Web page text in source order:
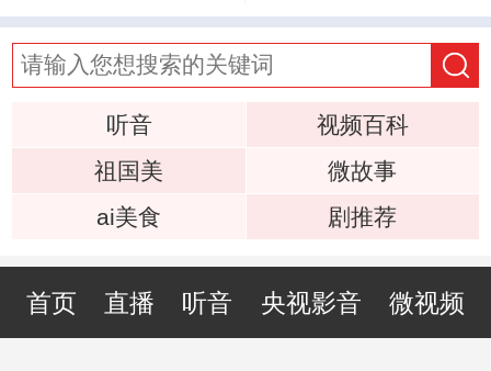
听音
视频百科
祖国美
微故事
ai美食
剧推荐
首页 直播 听音 央视影音 微视频